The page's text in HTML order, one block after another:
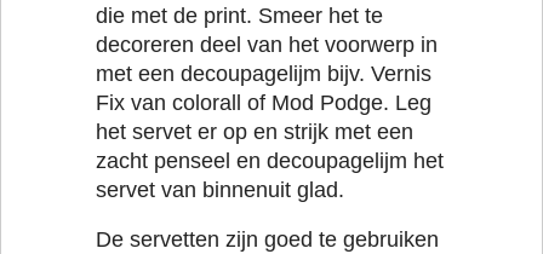
die met de print. Smeer het te
decoreren deel van het voorwerp in
met een decoupagelijm bijv. Vernis
Fix van colorall of Mod Podge. Leg
het servet er op en strijk met een
zacht penseel en decoupagelijm het
servet van binnenuit glad.
De servetten zijn goed te gebruiken